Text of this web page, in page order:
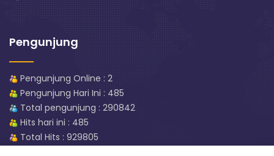
Pengunjung
Pengunjung Online : 2
Pengunjung Hari Ini : 485
Total pengunjung : 290842
Hits hari ini : 485
Total Hits : 929805